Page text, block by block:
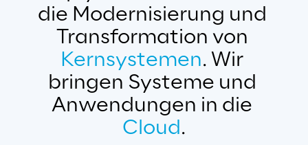
die Modernisierung und
Transformation von
Kernsystemen. Wir
bringen Systeme und
Anwendungen in die
Cloud.